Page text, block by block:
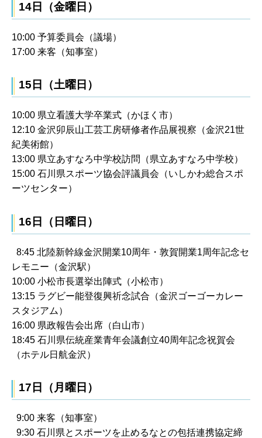
14日（金曜日）
10:00 予算委員会（議場）
17:00 来客（知事室）
15日（土曜日）
10:00 県立看護大学卒業式（かほく市）
12:10 金沢卯辰山工芸工房研修者作品展視察（金沢21世
紀美術館）
13:00 県立あすなろ中学校訪問（県立あすなろ中学校）
15:00 石川県スポーツ協会評議員会（いしかわ総合スポ
ーツセンター）
16日（日曜日）
8:45 北陸新幹線金沢開業10周年・敦賀開業1周年記念セ
レモニー（金沢駅）
10:00 小松市長選挙出陣式（小松市）
13:15 ラグビー能登復興祈念試合（金沢ゴーゴーカレー
スタジアム）
16:00 県政報告会出席（白山市）
18:45 石川県伝統産業青年会議創立40周年記念祝賀会
（ホテル日航金沢）
17日（月曜日）
9:00 来客（知事室）
9:30 石川県とスポーツを止めるなとの包括連携協定締